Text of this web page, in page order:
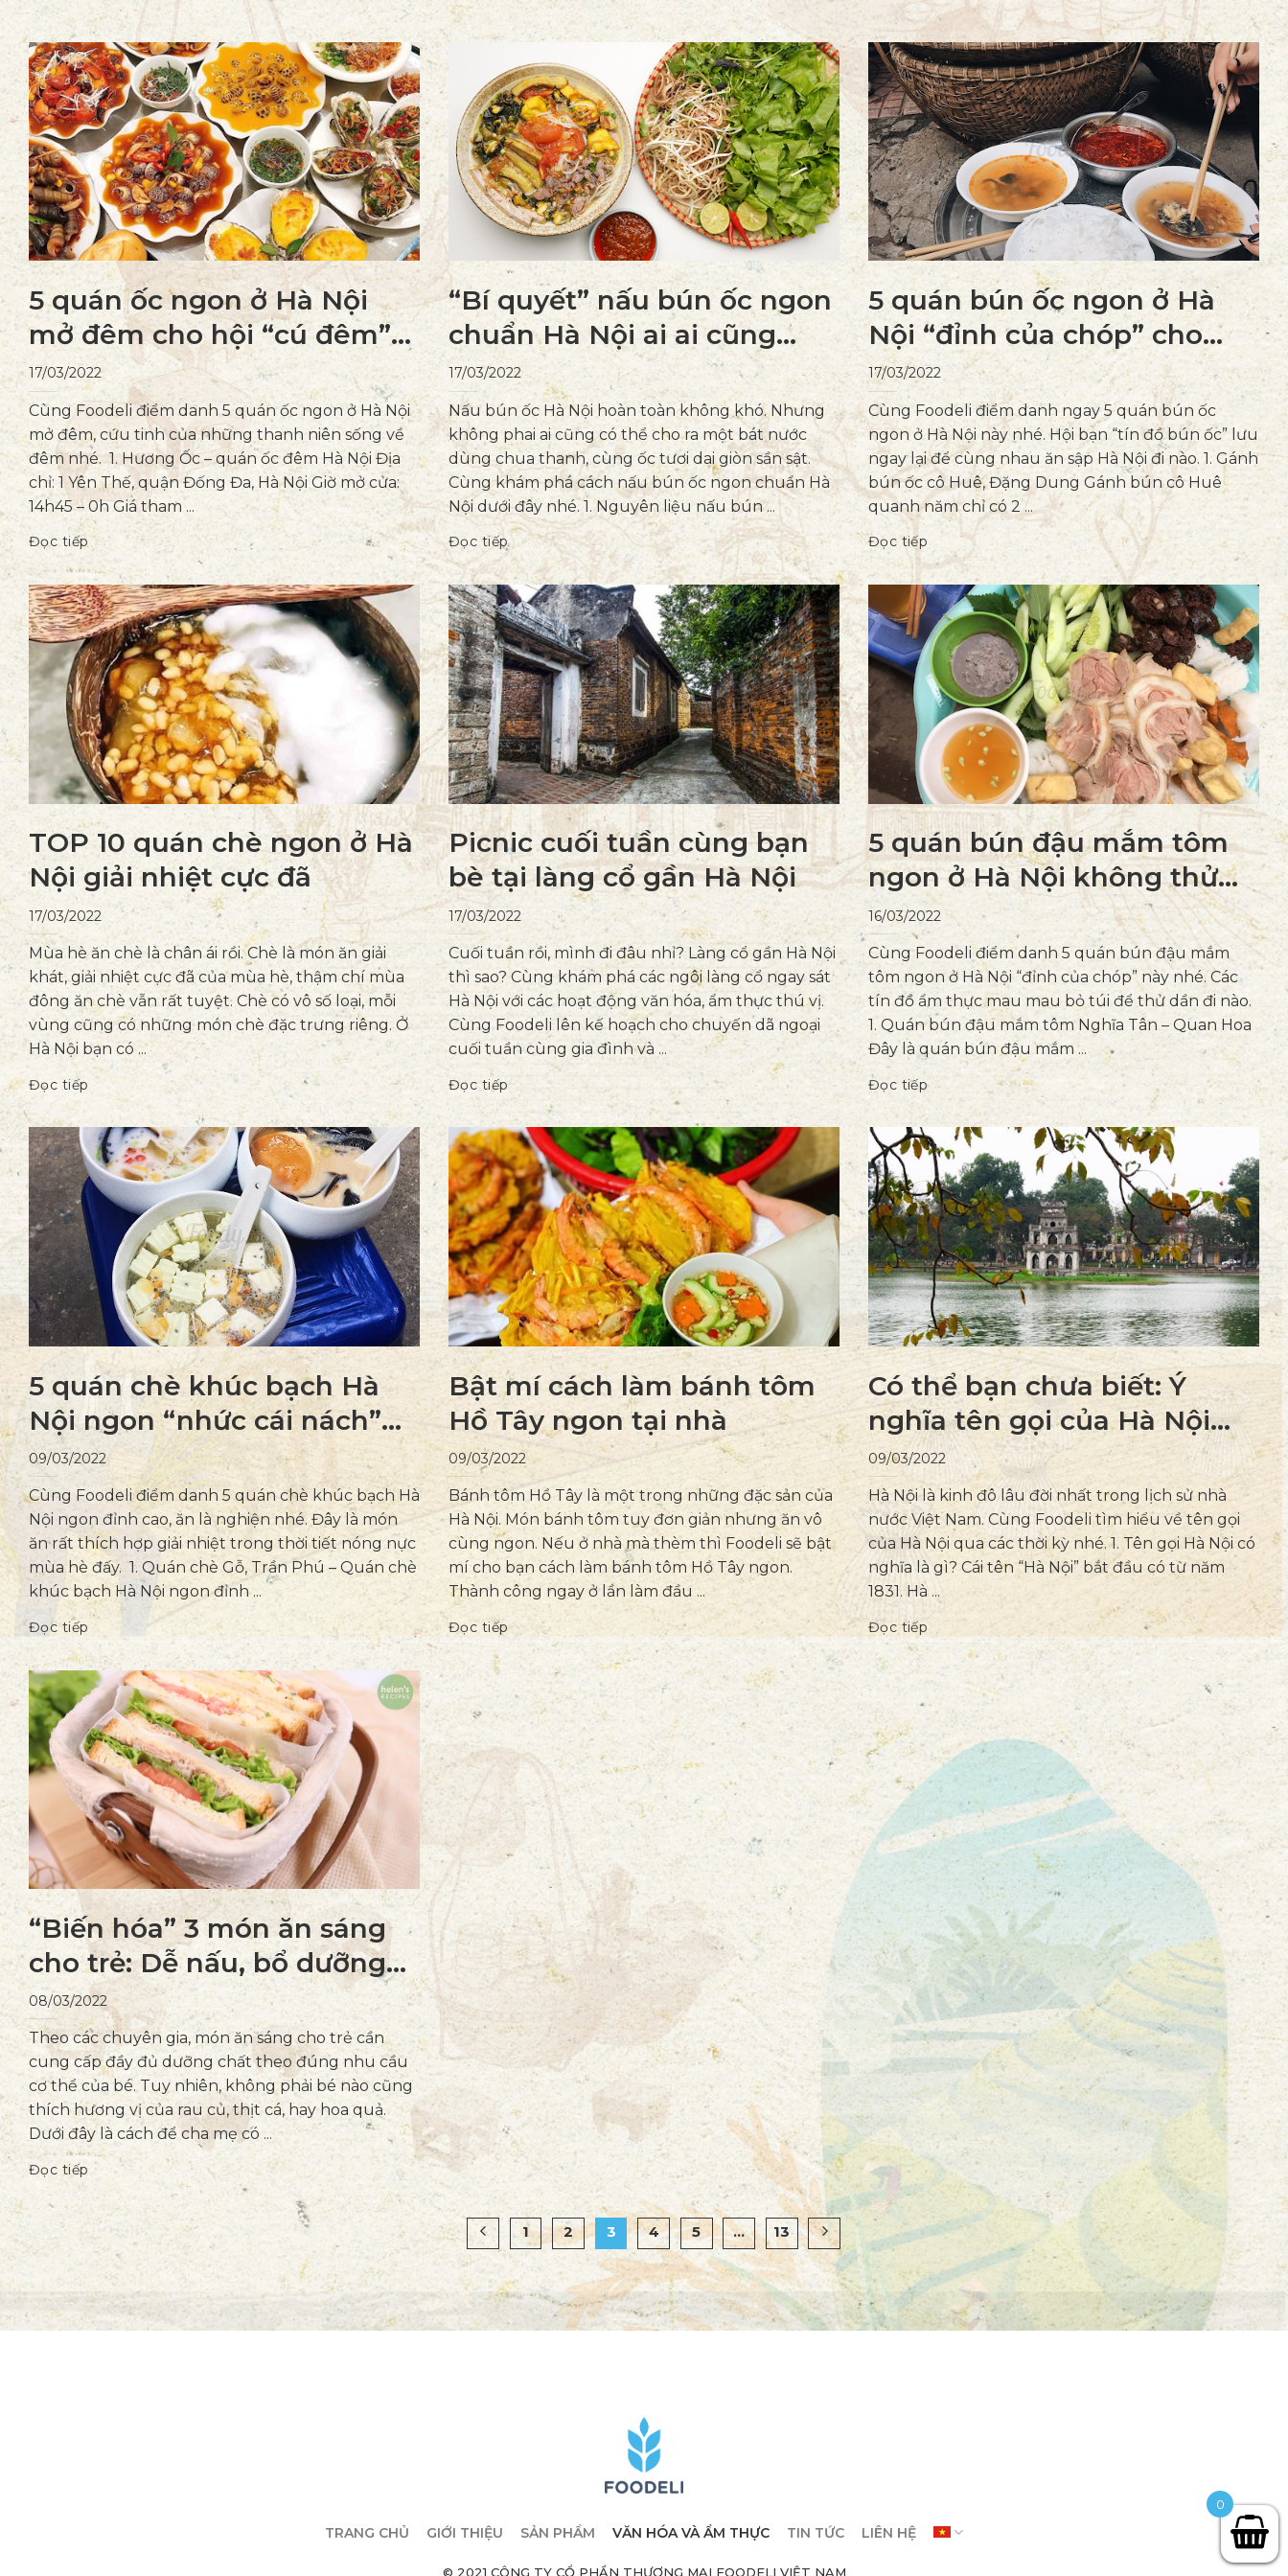
5 quán ốc ngon ở Hà Nội
mở đêm cho hội “cú đêm”
hay đói
17/03/2022
Cùng Foodeli điểm danh 5 quán ốc ngon ở Hà Nội
mở đêm, cứu tinh của những thanh niên sống về
đêm nhé. 1. Hương Ốc – quán ốc đêm Hà Nội Địa
chỉ: 1 Yên Thế, quận Đống Đa, Hà Nội Giờ mở cửa:
14h45 – 0h Giá tham ...
Đọc tiếp
“Bí quyết” nấu bún ốc ngon
chuẩn Hà Nội ai ai cũng
xuýt xoa
17/03/2022
Nấu bún ốc Hà Nội hoàn toàn không khó. Nhưng
không phai ai cũng có thể cho ra một bát nước
dùng chua thanh, cùng ốc tươi dai giòn sần sật.
Cùng khám phá cách nấu bún ốc ngon chuẩn Hà
Nội dưới đây nhé. 1. Nguyên liệu nấu bún ...
Đọc tiếp
5 quán bún ốc ngon ở Hà
Nội “đỉnh của chóp” cho
những chiếc bụng đói
17/03/2022
Cùng Foodeli điểm danh ngay 5 quán bún ốc
ngon ở Hà Nội này nhé. Hội bạn “tín đồ bún ốc” lưu
ngay lại để cùng nhau ăn sập Hà Nội đi nào. 1. Gánh
bún ốc cô Huê, Đặng Dung Gánh bún cô Huê
quanh năm chỉ có 2 ...
Đọc tiếp
TOP 10 quán chè ngon ở Hà
Nội giải nhiệt cực đã
17/03/2022
Mùa hè ăn chè là chân ái rồi. Chè là món ăn giải
khát, giải nhiệt cực đã của mùa hè, thậm chí mùa
đông ăn chè vẫn rất tuyệt. Chè có vô số loại, mỗi
vùng cũng có những món chè đặc trưng riêng. Ở
Hà Nội bạn có ...
Đọc tiếp
Picnic cuối tuần cùng bạn
bè tại làng cổ gần Hà Nội
17/03/2022
Cuối tuần rồi, mình đi đâu nhỉ? Làng cổ gần Hà Nội
thì sao? Cùng khám phá các ngôi làng cổ ngay sát
Hà Nội với các hoạt động văn hóa, ẩm thực thú vị.
Cùng Foodeli lên kế hoạch cho chuyến dã ngoại
cuối tuần cùng gia đình và ...
Đọc tiếp
5 quán bún đậu mắm tôm
ngon ở Hà Nội không thử
thì “phí của giời”
16/03/2022
Cùng Foodeli điểm danh 5 quán bún đậu mắm
tôm ngon ở Hà Nội “đỉnh của chóp” này nhé. Các
tín đồ ẩm thực mau mau bỏ túi để thử dần đi nào.
1. Quán bún đậu mắm tôm Nghĩa Tân – Quan Hoa
Đây là quán bún đậu mắm ...
Đọc tiếp
5 quán chè khúc bạch Hà
Nội ngon “nhức cái nách”
bạn phải thử
09/03/2022
Cùng Foodeli điểm danh 5 quán chè khúc bạch Hà
Nội ngon đỉnh cao, ăn là nghiện nhé. Đây là món
ăn rất thích hợp giải nhiệt trong thời tiết nóng nực
mùa hè đấy. 1. Quán chè Gỗ, Trần Phú – Quán chè
khúc bạch Hà Nội ngon đỉnh ...
Đọc tiếp
Bật mí cách làm bánh tôm
Hồ Tây ngon tại nhà
09/03/2022
Bánh tôm Hồ Tây là một trong những đặc sản của
Hà Nội. Món bánh tôm tuy đơn giản nhưng ăn vô
cùng ngon. Nếu ở nhà mà thèm thì Foodeli sẽ bật
mí cho bạn cách làm bánh tôm Hồ Tây ngon.
Thành công ngay ở lần làm đầu ...
Đọc tiếp
Có thể bạn chưa biết: Ý
nghĩa tên gọi của Hà Nội
qua các thời kỳ
09/03/2022
Hà Nội là kinh đô lâu đời nhất trong lịch sử nhà
nước Việt Nam. Cùng Foodeli tìm hiểu về tên gọi
của Hà Nội qua các thời kỳ nhé. 1. Tên gọi Hà Nội có
nghĩa là gì? Cái tên “Hà Nội” bắt đầu có từ năm
1831. Hà ...
Đọc tiếp
“Biến hóa” 3 món ăn sáng
cho trẻ: Dễ nấu, bổ dưỡng
mà bé vẫn thích mê!
08/03/2022
Theo các chuyên gia, món ăn sáng cho trẻ cần
cung cấp đầy đủ dưỡng chất theo đúng nhu cầu
cơ thể của bé. Tuy nhiên, không phải bé nào cũng
thích hương vị của rau củ, thịt cá, hay hoa quả.
Dưới đây là cách để cha mẹ có ...
Đọc tiếp
1 2 3 4 5 … 13
TRANG CHỦ GIỚI THIỆU SẢN PHẨM VĂN HÓA VÀ ẨM THỰC TIN TỨC LIÊN HỆ
© 2021 CÔNG TY CỔ PHẦN THƯƠNG MẠI FOODELI VIỆT NAM
0